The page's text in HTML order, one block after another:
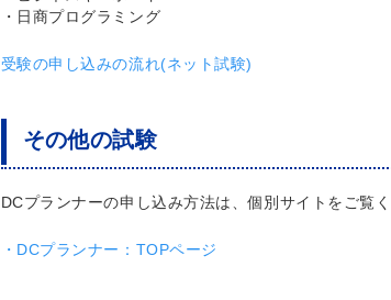
・日商プログラミング
受験の申し込みの流れ(ネット試験)
その他の試験
DCプランナーの申し込み方法は、個別サイトをご覧く
・DCプランナー：TOPページ